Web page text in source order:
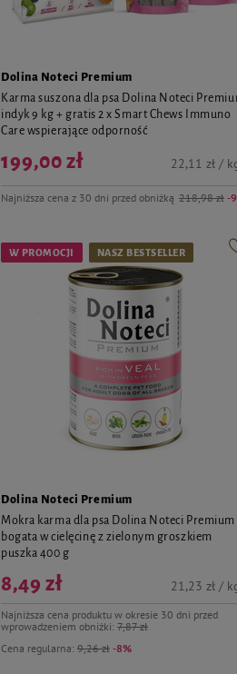
Dolina Noteci Premium
Karma suszona dla psa Dolina Noteci
indyk 9 kg + gratis 2 x Smart Chews Immuno
Care wspierające odporność
Najniższa cena z 30 dni przed obniżką 218,98 zł -
199,00 zł 22,11 zł /
W PROMOCJI NASZ BESTSELLER
Dolina Noteci Premium
Mokra karma dla psa Dolina Noteci Premium
bogata w cielęcinę z zielonym groszkiem
puszka 400 g
Cena regularna: 9,26 zł -8%
8,49 zł
Najniższa cena produktu w okresie 30 dni przed
wprowadzeniem obniżki: 7,87 zł
21,23 zł /